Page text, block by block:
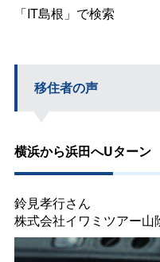
「IT島根」で検索
移住者の声
横浜から浜田へUターン
鈴見孝行さん
株式会社イワミツアー山